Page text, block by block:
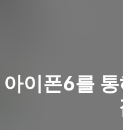
아이폰6를